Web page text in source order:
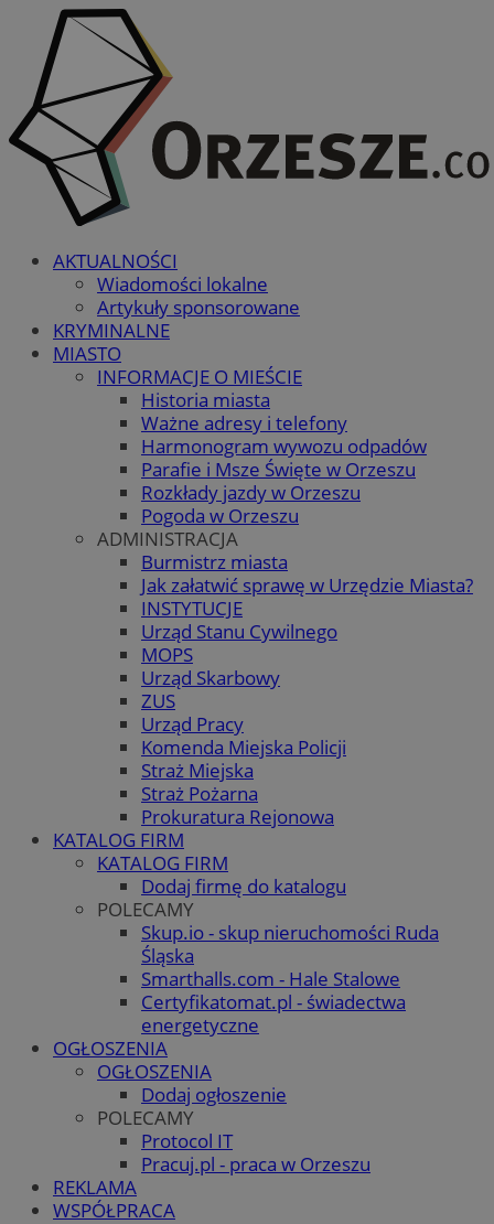
AKTUALNOŚCI
Wiadomości lokalne
Artykuły sponsorowane
KRYMINALNE
MIASTO
INFORMACJE O MIEŚCIE
Historia miasta
Ważne adresy i telefony
Harmonogram wywozu odpadów
Parafie i Msze Święte w Orzeszu
Rozkłady jazdy w Orzeszu
Pogoda w Orzeszu
ADMINISTRACJA
Burmistrz miasta
Jak załatwić sprawę w Urzędzie Miasta?
INSTYTUCJE
Urząd Stanu Cywilnego
MOPS
Urząd Skarbowy
ZUS
Urząd Pracy
Komenda Miejska Policji
Straż Miejska
Straż Pożarna
Prokuratura Rejonowa
KATALOG FIRM
KATALOG FIRM
Dodaj firmę do katalogu
POLECAMY
Skup.io - skup nieruchomości Ruda
Śląska
Smarthalls.com - Hale Stalowe
Certyfikatomat.pl - świadectwa
energetyczne
OGŁOSZENIA
OGŁOSZENIA
Dodaj ogłoszenie
POLECAMY
Protocol IT
Pracuj.pl - praca w Orzeszu
REKLAMA
WSPÓŁPRACA